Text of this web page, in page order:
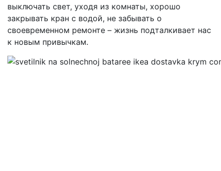
выключать свет, уходя из комнаты, хорошо
закрывать кран с водой, не забывать о
своевременном ремонте – жизнь подталкивает нас
к новым привычкам.